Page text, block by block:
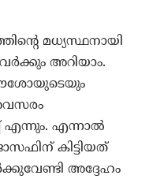
മധ്യസ്ഥനായി
അറിയാം.
ഈശോയുടെയും
എന്നും. എന്നാല്‍
കിട്ടിയത്
അദ്ദേഹം